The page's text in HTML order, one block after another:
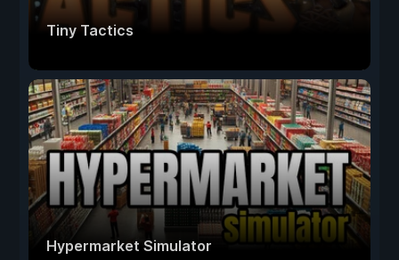
Tiny Tactics
Hypermarket Simulator